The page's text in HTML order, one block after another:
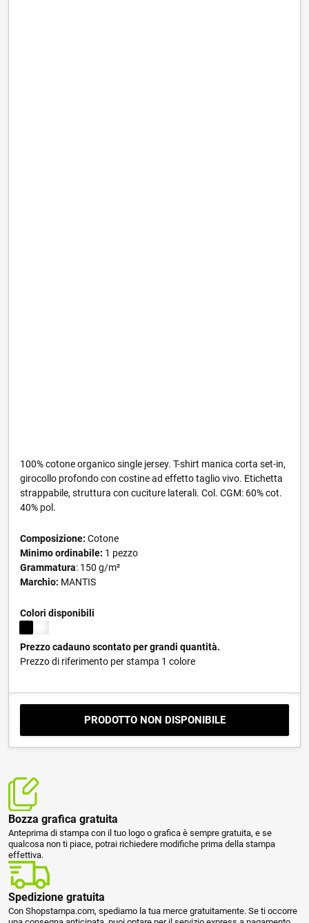
100% cotone organico single jersey. T-shirt manica corta set-in,
girocollo profondo con costine ad effetto taglio vivo. Etichetta
strappabile, struttura con cuciture laterali. Col. CGM: 60% cot.
40% pol.
Composizione: Cotone
Minimo ordinabile: 1 pezzo
Grammatura: 150 g/m²
Marchio: MANTIS
Colori disponibili
Prezzo cadauno scontato per grandi quantità.
Prezzo di riferimento per stampa 1 colore
PRODOTTO NON DISPONIBILE
Bozza grafica gratuita
Anteprima di stampa con il tuo logo o grafica è sempre gratuita, e se
qualcosa non ti piace, potrai richiedere modifiche prima della stampa
effettiva.
Spedizione gratuita
Con Shopstampa.com, spediamo la tua merce gratuitamente. Se ti occorre